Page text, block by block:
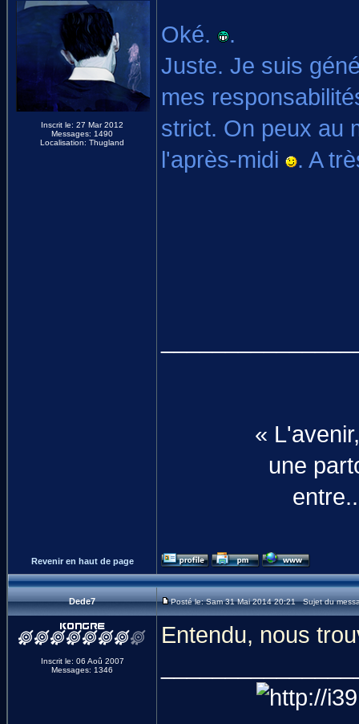
Inscrit le: 27 Mar 2012
Messages: 1490
Localisation: Thugland
Oké.
.
Juste. Je suis
mes
strict. On peux au
l'après-midi
. A
«
une
Revenir en haut de page
Dede7 Posté le: Sam 31 Mai 2014 20:21 Sujet du
Inscrit le: 06 Aoû 2007
Messages: 1346
Entendu, nous